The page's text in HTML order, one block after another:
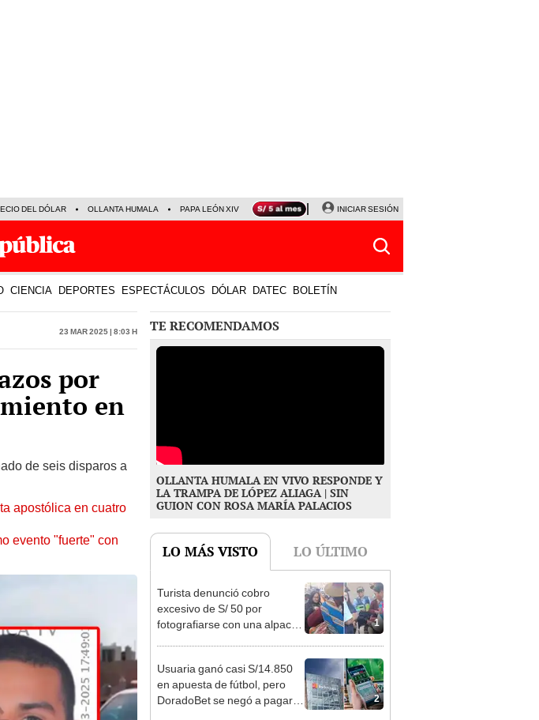
DEL DÓLAR OLLANTA HUMALA PAPA LEÓN XIV NALDY SALDAÑA LA BELLA LUZ
INICIAR SESIÓN
CIENCIA DEPORTES ESPECTÁCULOS DÓLAR DATEC BOLETÍN
23 Mar 2025 | 8:03 h
por
en
de seis disparos a
apostólica en cuatro
evento "fuerte" con
TE RECOMENDAMOS
OLLANTA HUMALA EN VIVO RESPONDE Y
LA TRAMPA DE LÓPEZ ALIAGA | SIN
GUION CON ROSA MARÍA PALACIOS
LO MÁS VISTO LO ÚLTIMO
1
Turista denunció cobro
excesivo de S/ 50 por
fotografiarse con una alpaca
2
Usuaria ganó casi S/14.850
en apuesta de fútbol, pero
DoradoBet se negó a pagar: